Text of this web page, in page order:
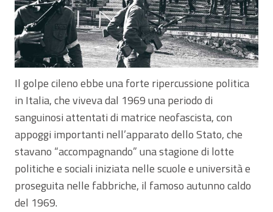
Il golpe cileno ebbe una forte ripercussione politica
in Italia, che viveva dal 1969 una periodo di
sanguinosi attentati di matrice neofascista, con
appoggi importanti nell’apparato dello Stato, che
stavano “accompagnando” una stagione di lotte
politiche e sociali iniziata nelle scuole e università e
proseguita nelle fabbriche, il famoso autunno caldo
del 1969.